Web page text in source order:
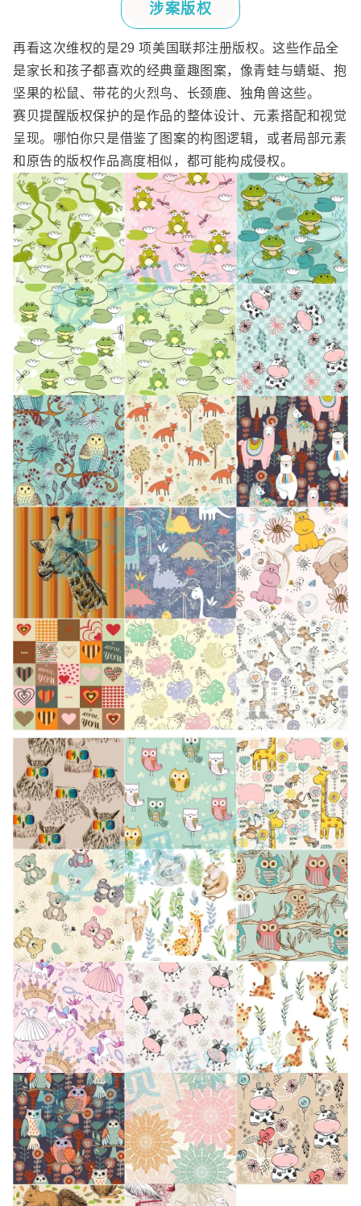
涉案版权
再看这次维权的是29项美国联邦注册版权。这些作品全
是家长和孩子都喜欢的经典童趣图案，像青蛙与蜻蜓、抱
坚果的松鼠、带花的火烈鸟、长颈鹿、独角兽这些。
赛贝提醒版权保护的是作品的整体设计、元素搭配和视觉
呈现。哪怕你只是借鉴了图案的构图逻辑，或者局部元素
和原告的版权作品高度相似，都可能构成侵权。